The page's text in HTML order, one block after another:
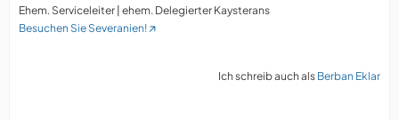
Ehem. Serviceleiter | ehem. Delegierter Kaysterans
Besuchen Sie Severanien!
Ich schreib auch als Berban Eklar